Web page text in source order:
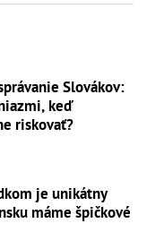
Slovákov:
keď
riskovať?
je unikátny
máme špičkové